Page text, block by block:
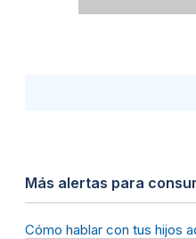
Más alertas para
Cómo hablar con tus hijos